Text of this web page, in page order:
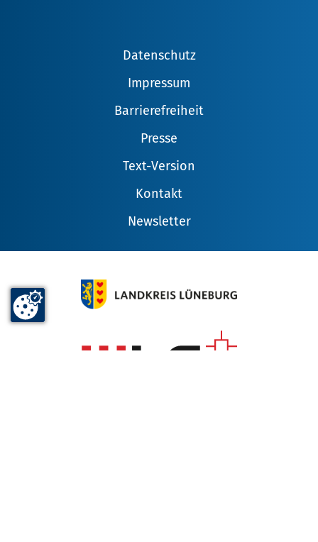
Datenschutz
Impressum
Barrierefreiheit
Presse
Text-Version
Kontakt
Newsletter